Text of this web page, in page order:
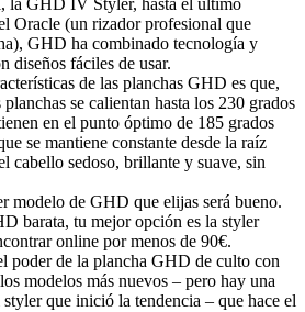
la GHD IV Styler, hasta el último
Oracle (un rizador profesional que
GHD ha combinado tecnología y
diseños fáciles de usar.
de las planchas GHD es que,
se calientan hasta los 230 grados
en el punto óptimo de 185 grados
se mantiene constante desde la raíz
cabello sedoso, brillante y suave, sin
modelo de GHD que elijas será bueno.
barata, tu mejor opción es la styler
online por menos de 90€.
poder de la plancha GHD de culto con
modelos más nuevos – pero hay una
que inició la tendencia – que hace el